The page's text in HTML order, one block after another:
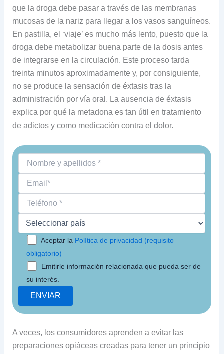
que la droga debe pasar a través de las membranas
mucosas de la nariz para llegar a los vasos sanguíneos.
En pastilla, el ‘viaje’ es mucho más lento, puesto que la
droga debe metabolizar buena parte de la dosis antes
de integrarse en la circulación. Este proceso tarda
treinta minutos aproximadamente y, por consiguiente,
no se produce la sensación de éxtasis tras la
administración por vía oral. La ausencia de éxtasis
explica por qué la metadona es tan útil en tratamiento
de adictos y como medicación contra el dolor.
Aceptar la Política de privacidad (requisito
obligatorio)
Emitirle información relacionada que pueda ser de
su interés.
A veces, los consumidores aprenden a evitar las
preparaciones opiáceas creadas para tener un principio